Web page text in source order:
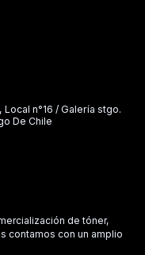
n°16 / Galería stgo.
De Chile
de tóner,
contamos con un amplio